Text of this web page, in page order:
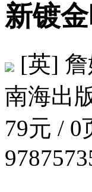
新镀
[英] 詹
南海出
79元 / 0